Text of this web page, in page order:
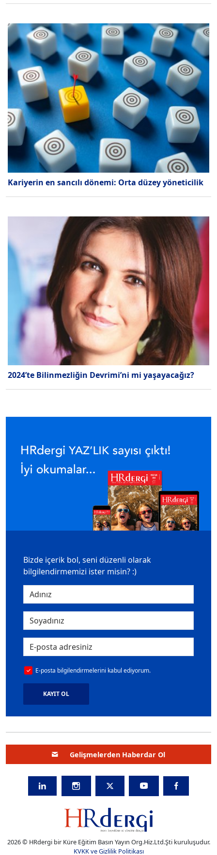
Kariyerin en sancılı dönemi: Orta düzey yöneticilik
2024’te Bilinmezliğin Devrimi’ni mi yaşayacağız?
Bizde içerik bol, seni düzenli olarak
bilgilendirmemizi ister misin? :)
E-posta bilgilendirmelerini kabul ediyorum.
KAYIT OL
Gelişmelerden Haberdar Ol
2026 © HRdergi bir Küre Eğitim Basın Yayın Org.Hiz.Ltd.Şti kuruluşudur.
KVKK ve Gizlilik Politikası